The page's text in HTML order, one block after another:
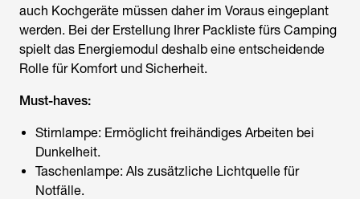
auch Kochgeräte müssen daher im Voraus eingeplant
werden. Bei der Erstellung Ihrer Packliste fürs Camping
spielt das Energiemodul deshalb eine entscheidende
Rolle für Komfort und Sicherheit.
Must-haves:
Stirnlampe: Ermöglicht freihändiges Arbeiten bei
Dunkelheit.
Taschenlampe: Als zusätzliche Lichtquelle für
Notfälle.